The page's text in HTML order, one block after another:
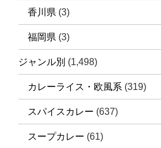
香川県 (3)
福岡県 (3)
ジャンル別 (1,498)
カレーライス・欧風系 (319)
スパイスカレー (637)
スープカレー (61)